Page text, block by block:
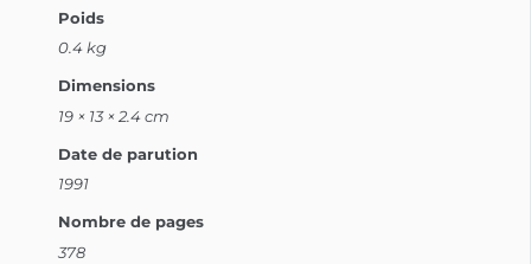
Poids
0.4 kg
Dimensions
19 × 13 × 2.4 cm
Date de parution
1991
Nombre de pages
378